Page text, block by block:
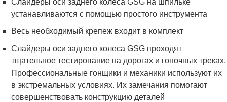
Слайдеры оси заднего колеса GSG на шпильке
устанавливаются с помощью простого инструмента
Весь необходимый крепеж входит в комплект
Слайдеры оси заднего колеса GSG проходят
тщательное тестирование на дорогах и гоночных треках.
Профессиональные гонщики и механики используют их
в экстремальных условиях. Их замечания помогают
совершенствовать конструкцию деталей